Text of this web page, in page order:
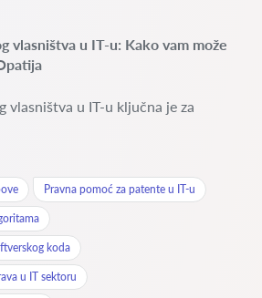
vlasništva u IT-u: Kako vam može
vlasništva u IT-u ključna je za
Pravna pomoć za patente u IT-u
koda
u IT sektoru